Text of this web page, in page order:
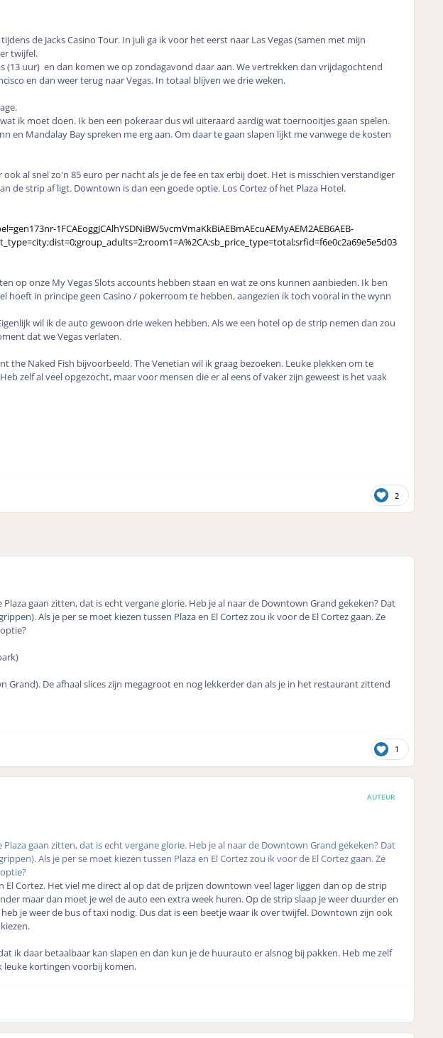
de Jacks Casino Tour. In juli ga ik voor het eerst naar Las Vegas (samen met mijn
twijfel.
(13 uur) en dan komen we op zondagavond daar aan. We vertrekken dan vrijdagochtend
en dan weer terug naar Vegas. In totaal blijven we drie weken.
ik moet doen. Ik ben een pokeraar dus wil uiteraard aardig wat toernooitjes gaan spelen.
en Mandalay Bay spreken me erg aan. Om daar te gaan slapen lijkt me vanwege de kosten
al snel zo'n 85 euro per nacht als je de fee en tax erbij doet. Het is misschien verstandiger
de strip af ligt. Downtown is dan een goede optie. Los Cortez of het Plaza Hotel.
1FCAEoggJCAlhYSDNiBW5vcmVmaKkBiAEBmAEcuAEMyAEM2AEB6AEB-
op onze My Vegas Slots accounts hebben staan en wat ze ons kunnen aanbieden. Ik ben
in principe geen Casino / pokerroom te hebben, aangezien ik toch vooral in the wynn
wil ik de auto gewoon drie weken hebben. Als we een hotel op de strip nemen dan zou
dat we Vegas verlaten.
Naked Fish bijvoorbeeld. The Venetian wil ik graag bezoeken. Leuke plekken om te
zelf al veel opgezocht, maar voor mensen die er al eens of vaker zijn geweest is het vaak
2
gaan zitten, dat is echt vergane glorie. Heb je al naar de Downtown Grand gekeken? Dat
Als je per se moet kiezen tussen Plaza en El Cortez zou ik voor de El Cortez gaan. Ze
Grand). De afhaal slices zijn megagroot en nog lekkerder dan als je in het restaurant zittend
1
AUTEUR
gaan zitten, dat is echt vergane glorie. Heb je al naar de Downtown Grand gekeken? Dat
Als je per se moet kiezen tussen Plaza en El Cortez zou ik voor de El Cortez gaan. Ze
Cortez. Het viel me direct al op dat de prijzen downtown veel lager liggen dan op de strip
maar dan moet je wel de auto een extra week huren. Op de strip slaap je weer duurder en
je weer de bus of taxi nodig. Dus dat is een beetje waar ik over twijfel. Downtown zijn ook
ik daar betaalbaar kan slapen en dan kun je de huurauto er alsnog bij pakken. Heb me zelf
leuke kortingen voorbij komen.